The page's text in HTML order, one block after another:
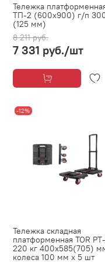
Тележка
ТП-2 (600х900) г/п
(125 мм)
8 211 руб.
7 331 руб./шт
-12%
Тележка складная
платформенная TOR
220 кг 400х585(705)
колеса 100 мм х 5 шт